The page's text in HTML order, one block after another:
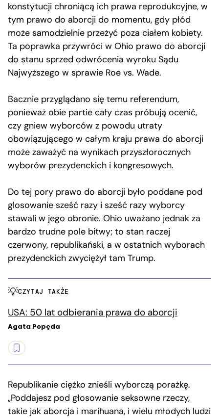
konstytucji chroniącą ich prawa reprodukcyjne, w
tym prawo do aborcji do momentu, gdy płód
może samodzielnie przeżyć poza ciałem kobiety.
Ta poprawka przywróci w Ohio prawo do aborcji
do stanu sprzed odwrócenia wyroku Sądu
Najwyższego w sprawie Roe vs. Wade.
Bacznie przyglądano się temu referendum,
ponieważ obie partie cały czas próbują ocenić,
czy gniew wyborców z powodu utraty
obowiązującego w całym kraju prawa do aborcji
może zaważyć na wynikach przyszłorocznych
wyborów prezydenckich i kongresowych.
Do tej pory prawo do aborcji było poddane pod
glosowanie sześć razy i sześć razy wyborcy
stawali w jego obronie. Ohio uważano jednak za
bardzo trudne pole bitwy; to stan raczej
czerwony, republikański, a w ostatnich wyborach
prezydenckich zwyciężył tam Trump.
CZYTAJ TAKŻE
USA: 50 lat odbierania prawa do aborcji
Agata Popęda
Republikanie ciężko znieśli wyborczą porażkę.
„Poddajesz pod głosowanie seksowne rzeczy,
takie jak aborcja i marihuana, i wielu młodych ludzi